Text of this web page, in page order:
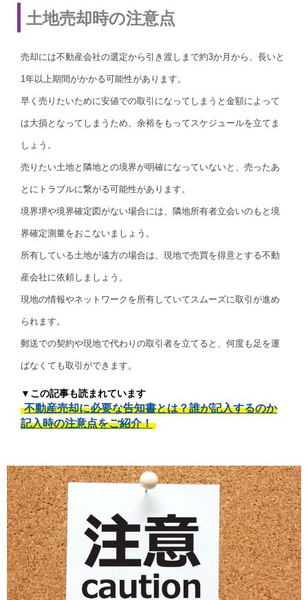
土地売却時の注意点
売却には不動産会社の選定から引き渡しまで約3か月から、長いと
1年以上期間がかかる可能性があります。
早く売りたいために安値での取引になってしまうと金額によって
は大損となってしまうため、余裕をもってスケジュールを立てま
しょう。
売りたい土地と隣地との境界が明確になっていないと、売ったあ
とにトラブルに繋がる可能性があります。
境界堺や境界確定図がない場合には、隣地所有者立会いのもと境
界確定測量をおこないましょう。
所有している土地が遠方の場合は、現地で売買を得意とする不動
産会社に依頼しましょう。
現地の情報やネットワークを所有していてスムーズに取引が進め
られます。
郵送での契約や現地で代わりの取引者を立てると、何度も足を運
ばなくても取引ができます。
▼この記事も読まれています
不動産売却に必要な告知書とは？誰が記入するのか
記入時の注意点をご紹介！